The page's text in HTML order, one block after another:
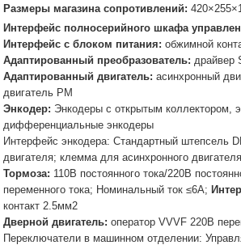
Размеры магазина сопротивлений:
Интерфейс полносерийного шкафа
Интерфейс с блоком питания: обжимной
Адаптированный преобразователь: драйвер
Адаптированный двигатель: асинхронный
двигатель PM
Энкодер: Энкодеры с открытым коллектором,
дифференциальные энкодеры
Интерфейс энкодера: Стандартный штепсель
двигателя; клемма для асинхронного двигателя
Тормоза: 110В постоянного тока/220В
переменного тока; Номинальный ток ≤6A;
контакт 2.5мм2
Дверной двигатель: оператор VVVF 220В
Переключатели в машинном отделении: